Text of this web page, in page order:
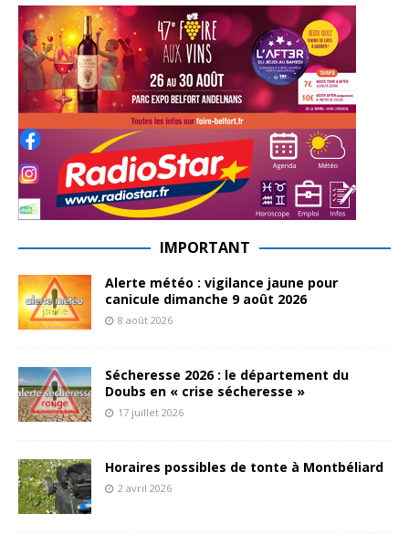
IMPORTANT
Alerte météo : vigilance jaune pour
canicule dimanche 9 août 2026
8 août 2026
Sécheresse 2026 : le département du
Doubs en « crise sécheresse »
17 juillet 2026
Horaires possibles de tonte à Montbéliard
2 avril 2026